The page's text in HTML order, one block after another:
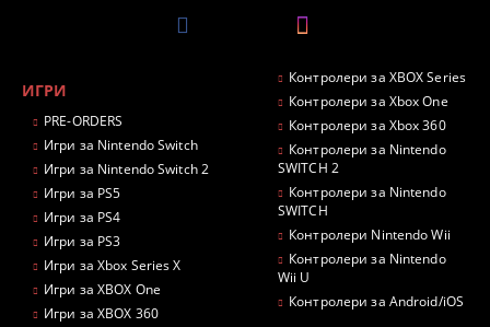
ИГРИ
PRE-ORDERS
Игри за Nintendo Switch
Игри за Nintendo Switch 2
Игри за PS5
Игри за PS4
Игри за PS3
Игри за Xbox Series X
Игри за XBOX One
Игри за XBOX 360
Контролери за XBOX Series
Контролери за Xbox One
Контролери за Xbox 360
Контролери за Nintendo
SWITCH 2
Контролери за Nintendo
SWITCH
Контролери Nintendo Wii
Контролери за Nintendo
Wii U
Контролери за Android/iOS